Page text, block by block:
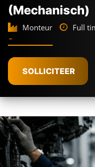
(Mechanisch)
Monteur Full
Delft
3.250 -
SOLLICITEER